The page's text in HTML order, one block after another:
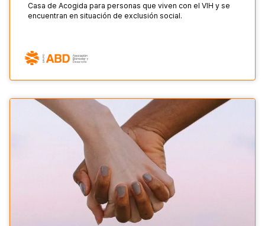
Casa de Acogida para personas que viven con el VIH y se
encuentran en situación de exclusión social.